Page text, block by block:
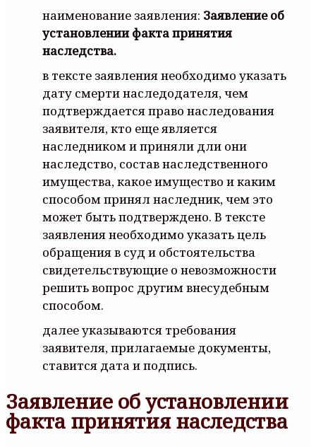
наименование заявления: Заявление об
установлении факта принятия
наследства.
в тексте заявления необходимо указать
дату смерти наследодателя, чем
подтверждается право наследования
заявителя, кто еще является
наследником и приняли дли они
наследство, состав наследственного
имущества, какое имущество и каким
способом принял наследник, чем это
может быть подтверждено. В тексте
заявления необходимо указать цель
обращения в суд и обстоятельства
свидетельствующие о невозможности
решить вопрос другим внесудебным
способом.
далее указываются требования
заявителя, прилагаемые документы,
ставится дата и подпись.
Заявление об установлении
факта принятия наследства